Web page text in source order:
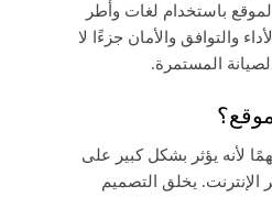
باستخدام لغات وأطر
والتوافق والأمان جزءًا لا
المستمرة.
لأنه يؤثر بشكل كبير على
الإنترنت. يخلق التصميم